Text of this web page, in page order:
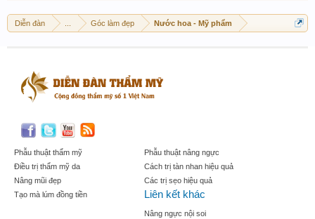
Diễn đàn Góc làm đẹp Nước hoa - Mỹ phẩm
Phẫu thuật thẩm mỹ
Điều trị thẩm mỹ da
Nâng mũi đẹp
Tạo mà lúm đồng tiền
Phẫu thuật nâng ngực
Cách trị tàn nhan hiệu quả
Các trị sẹo hiệu quả
Liên kết khác
Nâng ngực nội soi